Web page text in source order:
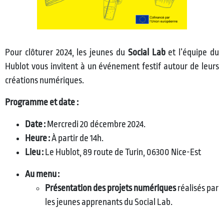
Pour clôturer 2024, les jeunes du Social Labet l’équipe du
Hublot vous invitent à un événement festif autour de leurs
créations numériques.
Programme et date :
Date : Mercredi 20 décembre 2024.
Heure :À partir de 14h.
Lieu : Le Hublot, 89 route de Turin, 06300 Nice-Est
Au menu :
Présentation des projets numériquesréalisés par
les jeunes apprenants du Social Lab.